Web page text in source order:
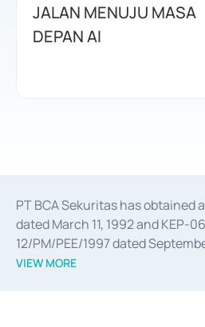
JALAN MENUJU MASA
DEPAN AI
PT BCA Sekuritas has obtained
dated March 11, 1992 and
12/PM/PEE/1997 dated
divestments, and joint ventures
VIEW MORE